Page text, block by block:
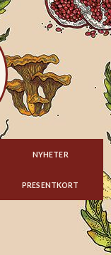
NYHETER
PRESENTKORT